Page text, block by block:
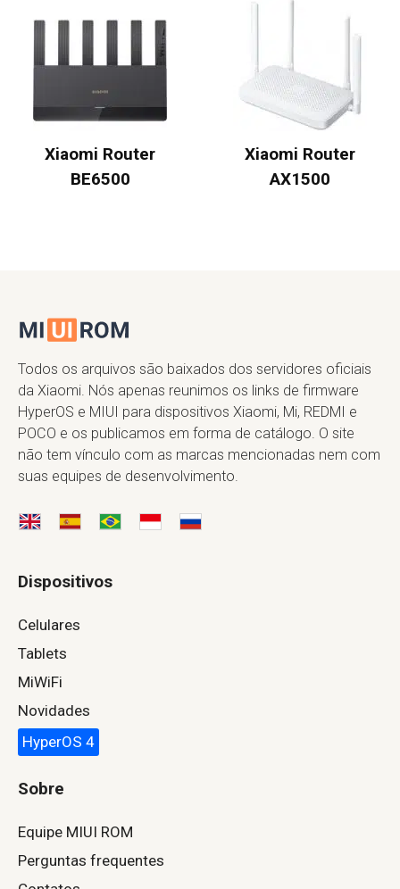
Xiaomi Router
BE6500
Xiaomi Router
AX1500
Todos os arquivos são baixados dos servidores oficiais
da Xiaomi. Nós apenas reunimos os links de firmware
HyperOS e MIUI para dispositivos Xiaomi, Mi, REDMI e
POCO e os publicamos em forma de catálogo. O site
não tem vínculo com as marcas mencionadas nem com
suas equipes de desenvolvimento.
Dispositivos
Celulares
Tablets
MiWiFi
Novidades
HyperOS 4
Sobre
Equipe MIUI ROM
Perguntas frequentes